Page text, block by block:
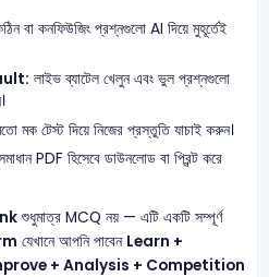
বা কনফিউজিং প্রশ্নগুলো AI দিয়ে মুহূর্তেই
লাইভ ব্যাটেল খেলুন এবং ভুল প্রশ্নগুলো
মক টেস্ট দিয়ে নিজের প্রস্তুতি যাচাই করুন।
PDF হিসেবে ডাউনলোড বা প্রিন্ট করে
শুধুমাত্র MCQ নয় — এটি একটি সম্পূর্ণ
যেখানে আপনি পাবেন Learn +
+ Analysis + Competition